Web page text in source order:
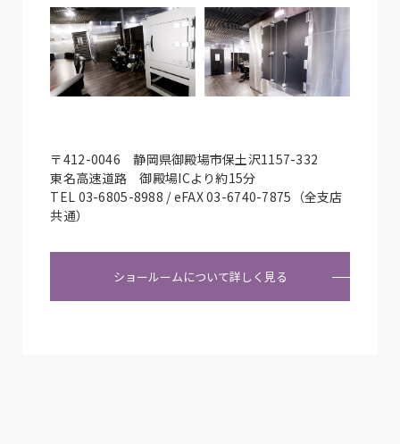
〒412-0046 静岡県御殿場市保土沢1157-332
東名高速道路 御殿場ICより約15分
TEL 03-6805-8988 / eFAX 03-6740-7875（全支店
共通）
ショールームについて詳しく見る